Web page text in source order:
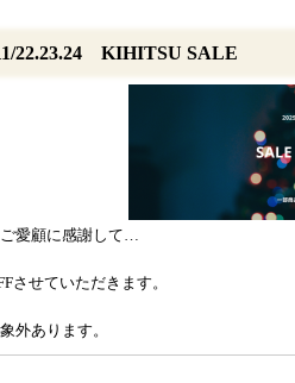
22.23.24 KIHITSU SALE
愛顧に感謝して…
させていただきます。
外あります。